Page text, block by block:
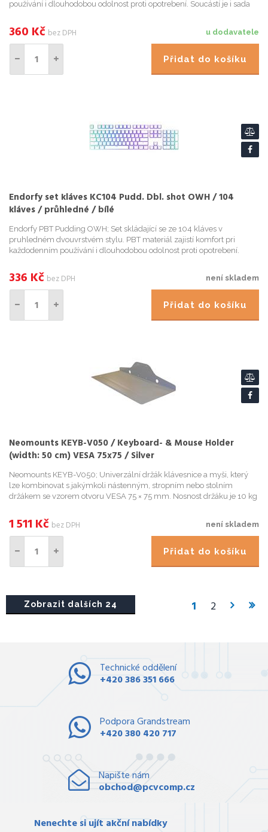
používání i dlouhodobou odolnost proti opotrebení. Soucástí je i sada
u dodavatele
360 Kč bez DPH
Přidat do košíku
Endorfy set kláves KC104 Pudd. Dbl. shot OWH / 104
kláves / průhledné / bílé
Endorfy PBT Pudding OWH; Set skládající se ze 104 kláves v
pruhledném dvouvrstvém stylu. PBT materiál zajistí komfort pri
každodenním používání i dlouhodobou odolnost proti opotrebení.
prím...
není skladem
336 Kč bez DPH
Přidat do košíku
Neomounts KEYB-V050 / Keyboard- & Mouse Holder
(width: 50 cm) VESA 75x75 / Silver
Neomounts KEYB-V050; Univerzální držák klávesnice a myši, který
lze kombinovat s jakýmkoli nástenným, stropním nebo stolním
držákem se vzorem otvoru VESA 75 × 75 mm. Nosnost držáku je 10 kg
není skladem
1 511 Kč bez DPH
Přidat do košíku
Zobrazit dalších 24 1 2
Technické oddělení
+420 386 351 666
Podpora Grandstream
+420 380 420 717
Napište nám
obchod@pcvcomp.cz
Nenechte si ujít akční nabídky